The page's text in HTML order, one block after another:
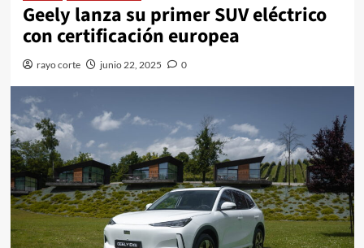
Geely lanza su primer SUV eléctrico
con certificación europea
rayo corte junio 22, 2025 0